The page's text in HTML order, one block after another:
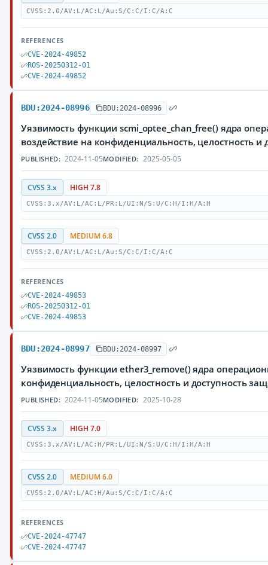
CVSS:2.0/AV:L/AC:L/Au:S/C:C/I:C/A:C
REFERENCES
CVE-2024-49852
ROS-20250312-01
CVE-2024-49852
BDU:2024-08996 BDU:2024-08996
Уязвимость функции scmi_optee_chan_free() ядра
воздействие на конфиденциальность, целостность
PUBLISHED: 2024-11-05MODIFIED: 2025-05-05
CVSS 3.x HIGH 7.8
CVSS:3.x/AV:L/AC:L/PR:L/UI:N/S:U/C:H/I:H/A:H
CVSS 2.0 MEDIUM 6.8
CVSS:2.0/AV:L/AC:L/Au:S/C:C/I:C/A:C
REFERENCES
CVE-2024-49853
ROS-20250312-01
CVE-2024-49853
BDU:2024-08997 BDU:2024-08997
Уязвимость функции ether3_remove() ядра
конфиденциальность, целостность и доступность
PUBLISHED: 2024-11-05MODIFIED: 2025-10-28
CVSS 3.x HIGH 7.0
CVSS:3.x/AV:L/AC:H/PR:L/UI:N/S:U/C:H/I:H/A:H
CVSS 2.0 MEDIUM 6.0
CVSS:2.0/AV:L/AC:H/Au:S/C:C/I:C/A:C
REFERENCES
CVE-2024-47747
CVE-2024-47747